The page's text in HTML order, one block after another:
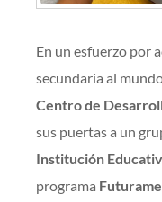
En un esfuerzo por
secundaria al
Centro de
sus puertas a un
Institución
programa